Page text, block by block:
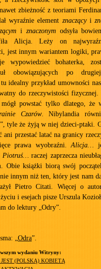
zbieżność z teoriami
wyraźnie element znaczącyi
i znaczonymodsyła
Alicja. Leży on
jest innym wariantem logiki,
wypowiedzieć bohaterka,
obowiązujących po
idealny przykład umowności
do rzeczywistości
mógł powstać tylko dlatego, że
Czarów. Nibylandia
tyle że żyją w niej dzieci-ptaki.
ani przestać latać na granicy
prawa wyobraźni.Alicja…
Piotruś…raczej zaprzecza
Obie książki biorą swój
innym niż ten, który jest nam
Pietro Citati. Więcej o
i esejach pisze Urszula
do lektury „Odry”.
„Odra”.
wydaniu Witryny:
(POLSKĄ) KOBIETĄ